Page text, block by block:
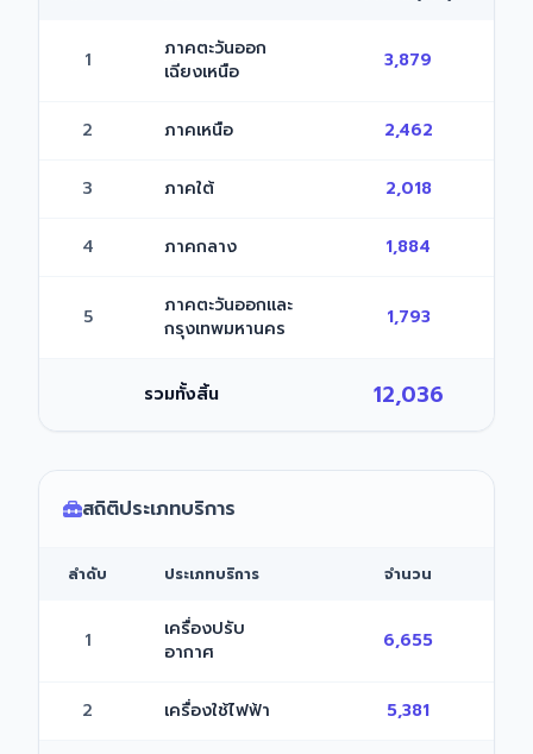
1
ภาคตะวันออก
เฉียงเหนือ
3,879
2 ภาคเหนือ 2,462
3 ภาคใต้ 2,018
4 ภาคกลาง 1,884
5
ภาคตะวันออกและ
กรุงเทพมหานคร
1,793
รวมทั้งสิ้น 12,036
สถิติประเภทบริการ
ลำดับ ประเภทบริการ จำนวน
1
เครื่องปรับ
อากาศ
6,655
2 เครื่องใช้ไฟฟ้า 5,381